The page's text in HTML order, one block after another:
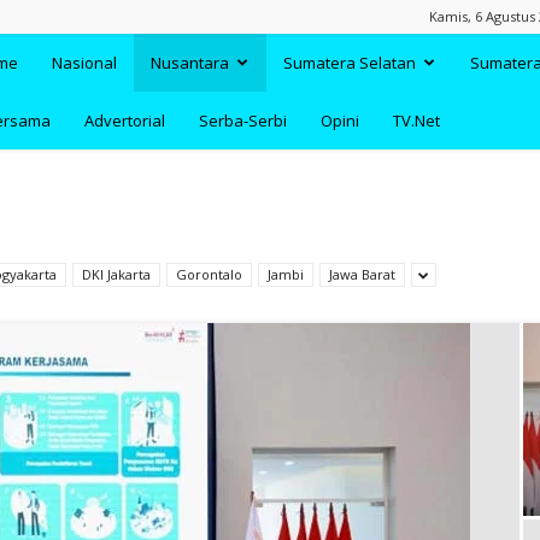
Kamis, 6 Agustus
Nasional Nusantara Sumatera Selatan
Advertorial Serba-Serbi Opini TV.Net
DKI Jakarta Gorontalo Jambi Jawa Barat